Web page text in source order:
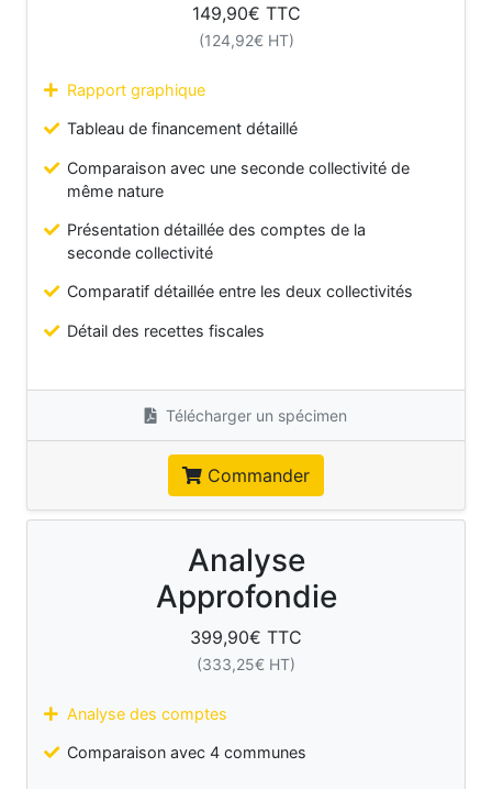
149,90€ TTC
(124,92€ HT)
Rapport graphique
Tableau de financement détaillé
Comparaison avec une seconde collectivité de
même nature
Présentation détaillée des comptes de la
seconde collectivité
Comparatif détaillée entre les deux collectivités
Détail des recettes fiscales
Télécharger un spécimen
Commander
Analyse
Approfondie
399,90€ TTC
(333,25€ HT)
Analyse des comptes
Comparaison avec 4 communes